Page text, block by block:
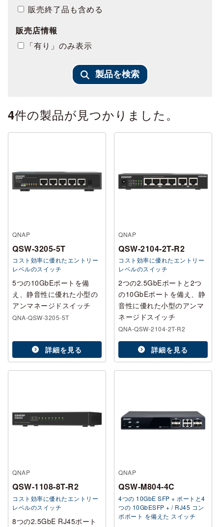
販売終了品も含める
販売店情報
「有り」のみ表示
製品を検索
4件の製品が見つかりました。
QNAP
QSW-3205-5T
コスト効率に優れたエントリー
レベルのスイッチ
5つの10GbEポートを備
え、静音性に優れた小型の
アンマネージドスイッチ
QNA-QSW-3205-5T
詳細を見る
QNAP
QSW-2104-2T-R2
コスト効率に優れたエントリー
レベルのスイッチ
2つの2.5GbEポートと2つ
の10GbEポートを備え、静
音性に優れた小型のアンマ
ネージドスイッチ
QNA-QSW-2104-2T-R2
詳細を見る
QNAP
QSW-1108-8T-R2
コスト効率に優れたエントリー
レベルのスイッチ
8つの2.5GbE RJ45ポート
QNAP
QSW-M804-4C
4つの 10GbE SFP + ポートと4
つの 10GbESFP + / RJ45 コン
ボポート を備えた スイッチ